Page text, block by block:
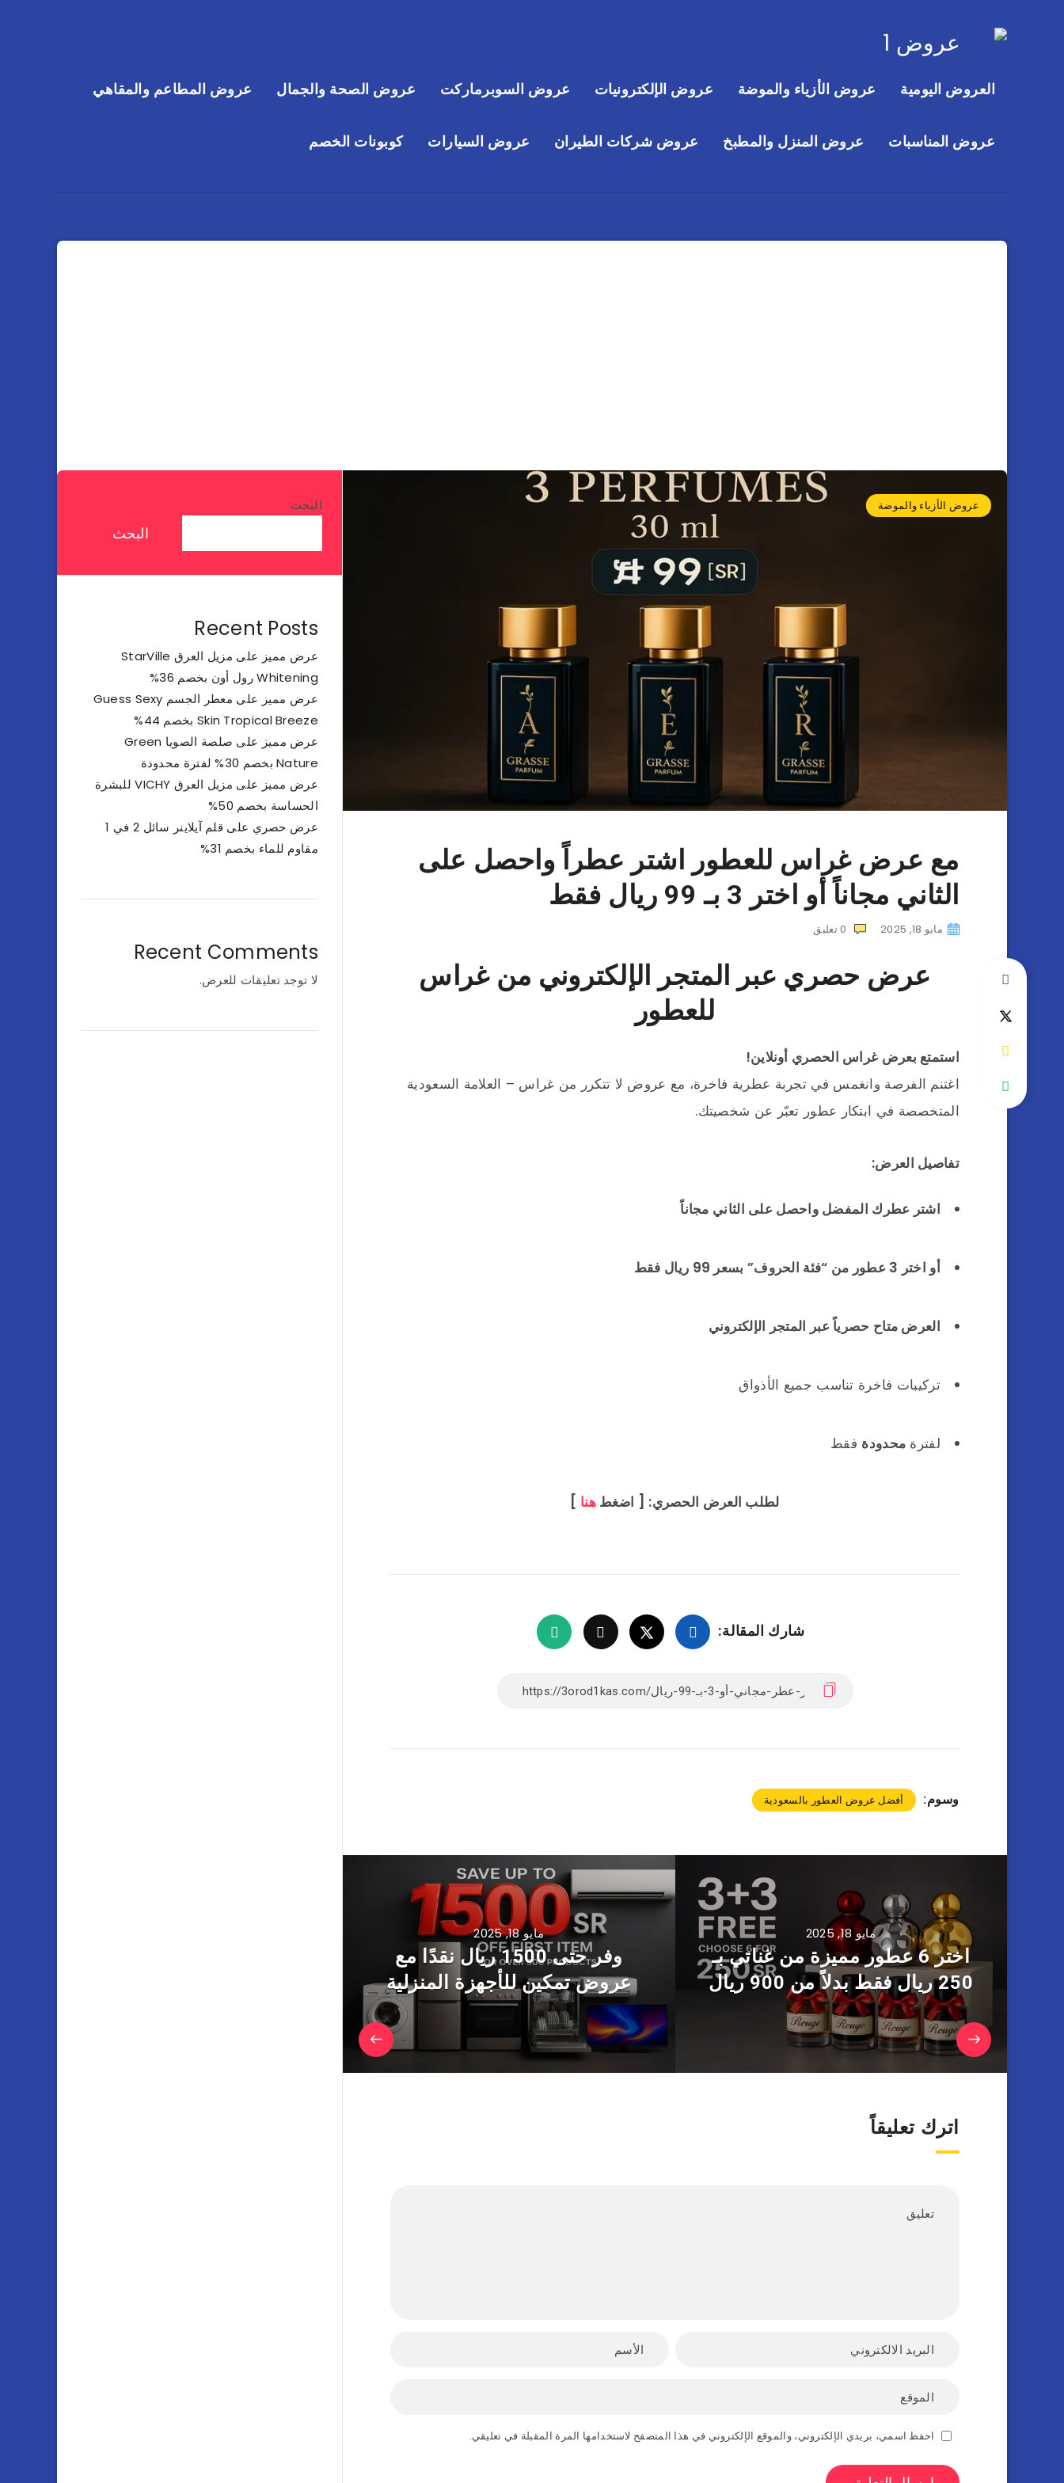
العروض اليومية عروض الأزياء والموضة عروض الإلكترونيات عروض السوبرماركت عروض الصحة والجمال عروض المطاعم والمقاهي
عروض المناسبات عروض المنزل والمطبخ عروض شركات الطيران عروض السيارات كوبونات الخصم
عروض الأزياء والموضة
مع عرض غراس للعطور اشتر عطراً واحصل على
الثاني مجاناً أو اختر 3 بـ 99 ريال فقط
مايو 18, 2025 0 تعليق
عرض حصري عبر المتجر الإلكتروني من غراس
للعطور
استمتع بعرض غراس الحصري أونلاين!
اغتنم الفرصة وانغمس في تجربة عطرية فاخرة، مع عروض لا تتكرر من غراس – العلامة السعودية
المتخصصة في ابتكار عطور تعبّر عن شخصيتك.
تفاصيل العرض:
اشتر عطرك المفضل واحصل على الثاني مجاناً
أو اختر 3 عطور من “فئة الحروف” بسعر 99 ريال فقط
العرض متاح حصرياً عبر المتجر الإلكتروني
تركيبات فاخرة تناسب جميع الأذواق
لفترة محدودة فقط
لطلب العرض الحصري: [ اضغطهنا ]
شارك المقالة:
وسوم: أفضل عروض العطور بالسعودية
مايو 18, 2025
وفر حتى 1500 ريال نقدًا مع
عروض تمكين للأجهزة المنزلية
مايو 18, 2025
اختر 6 عطور مميزة من غناتي بـ
250 ريال فقط بدلاً من 900 ريال
اترك تعليقاً
احفظ اسمي، بريدي الإلكتروني، والموقع الإلكتروني في هذا المتصفح لاستخدامها المرة المقبلة في تعليقي.
البحث
البحث
Recent Posts
عرض مميز على مزيل العرق StarVille
Whitening رول أون بخصم 36%
عرض مميز على معطر الجسم Guess Sexy
Skin Tropical Breeze بخصم 44%
عرض مميز على صلصة الصويا Green
Nature بخصم 30% لفترة محدودة
عرض مميز على مزيل العرق VICHY للبشرة
الحساسة بخصم 50%
عرض حصري على قلم آيلاينر سائل 2 في 1
مقاوم للماء بخصم 31%
Recent Comments
لا توجد تعليقات للعرض.